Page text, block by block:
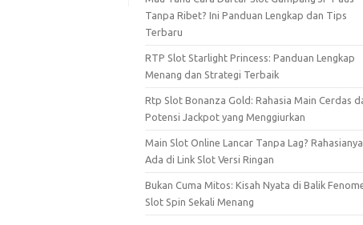
Tanpa Ribet? Ini Panduan Lengkap dan Tips
Terbaru
RTP Slot Starlight Princess: Panduan Lengkap
Menang dan Strategi Terbaik
Rtp Slot Bonanza Gold: Rahasia Main Cerdas
Potensi Jackpot yang Menggiurkan
Main Slot Online Lancar Tanpa Lag? Rahasianya
Ada di Link Slot Versi Ringan
Bukan Cuma Mitos: Kisah Nyata di Balik
Slot Spin Sekali Menang